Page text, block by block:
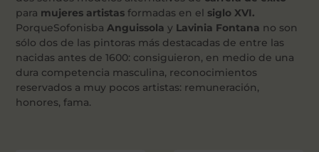
para mujeres artistas formadas en el siglo XVI.
PorqueSofonisba Anguissola y Lavinia Fontana no son
sólo dos de las pintoras más destacadas de entre las
nacidas antes de 1600: consiguieron, en medio de una
dura competencia masculina, reconocimientos
reservados a muy pocos artistas: remuneración,
honores, fama.